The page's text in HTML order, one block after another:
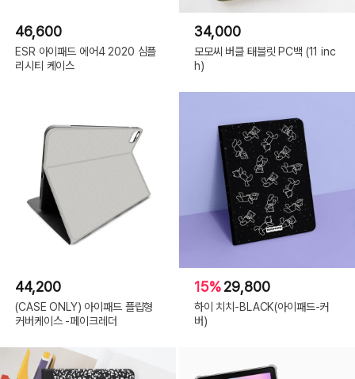
46,600
ESR 아이패드 에어4 2020 심플
리시티 케이스
34,000
모모씨 버클 태블릿 PC백 (11 inc
h)
44,200
(CASE ONLY) 아이패드 플립형
커버케이스 -페이크레더
15%29,800
하이 치치-BLACK(아이패드-커
버)